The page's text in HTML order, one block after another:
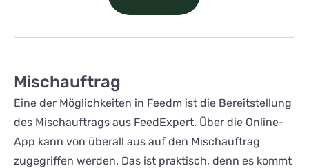
Mischauftrag
Eine der Möglichkeiten in Feedm ist die Bereitstellung
des Mischauftrags aus FeedExpert. Über die Online-
App kann von überall aus auf den Mischauftrag
zugegriffen werden. Das ist praktisch, denn es kommt